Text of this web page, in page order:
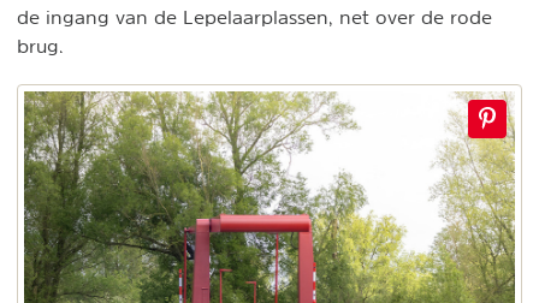
de ingang van de Lepelaarplassen, net over de rode
brug.